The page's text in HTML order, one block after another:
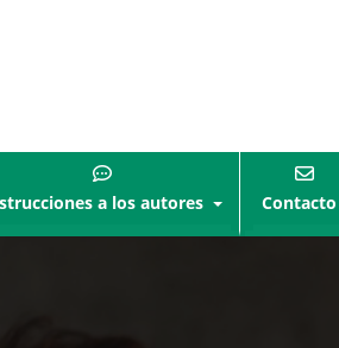
a los autores Contacto